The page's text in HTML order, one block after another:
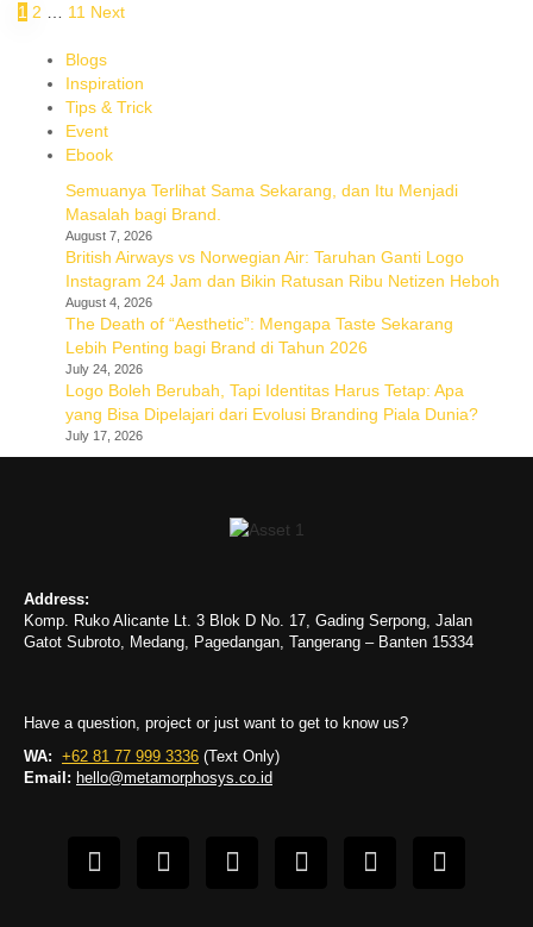
1 2 11 Next
Blogs
Inspiration
Tips & Trick
Event
Ebook
Semuanya Terlihat Sama Sekarang, dan Itu Menjadi
Masalah bagi Brand.
August 7, 2026
British Airways vs Norwegian Air: Taruhan Ganti Logo
Instagram 24 Jam dan Bikin Ratusan Ribu Netizen Heboh
August 4, 2026
The Death of “Aesthetic”: Mengapa Taste Sekarang
Lebih Penting bagi Brand di Tahun 2026
July 24, 2026
Logo Boleh Berubah, Tapi Identitas Harus Tetap: Apa
yang Bisa Dipelajari dari Evolusi Branding Piala Dunia?
July 17, 2026
Address:
Komp. Ruko Alicante Lt. 3 Blok D No. 17, Gading Serpong, Jalan
Gatot Subroto, Medang, Pagedangan, Tangerang – Banten 15334
Have a question, project or just want to get to know us?
WA: +62 81 77 999 3336 (Text Only)
Email: hello@metamorphosys.co.id